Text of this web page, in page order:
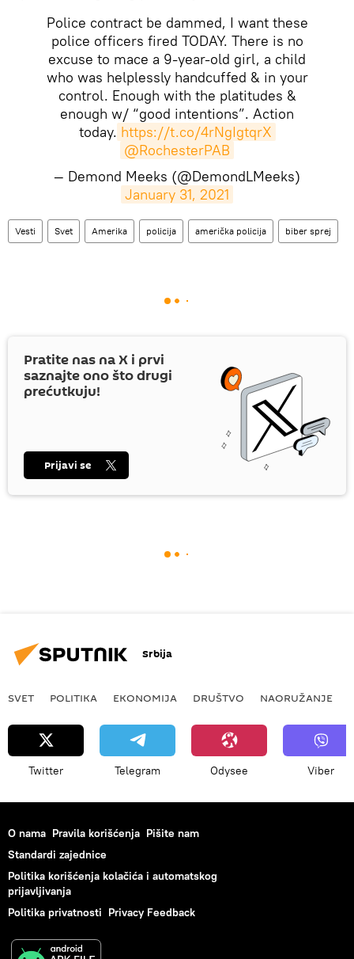
Police contract be dammed, I want these
police officers fired TODAY. There is no
excuse to mace a 9-year-old girl, a child
who was helplessly handcuffed & in your
control. Enough with the platitudes &
enough w/ “good intentions”. Action
today. https://t.co/4rNgIgtqrX
@RochesterPAB
— Demond Meeks (@DemondLMeeks)
January 31, 2021
Vesti Svet Amerika policija američka policija biber sprej
Pratite nas naX i prvi
saznajte ono što drugi
prećutkuju!
Prijavi se
Srbija
SVET POLITIKA EKONOMIJA DRUŠTVO NAORUŽANJE
Twitter Telegram Odysee Viber
O nama Pravila korišćenja Pišite nam
Standardi zajednice
Politika korišćenja kolačića i automatskog
prijavljivanja
Politika privatnosti Privacy Feedback